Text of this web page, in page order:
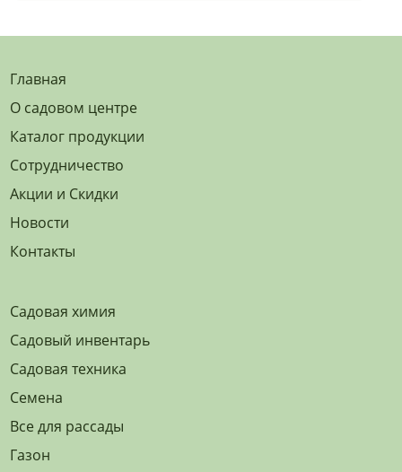
Главная
О садовом центре
Каталог продукции
Сотрудничество
Акции и Скидки
Новости
Контакты
Садовая химия
Садовый инвентарь
Садовая техника
Семена
Все для рассады
Газон